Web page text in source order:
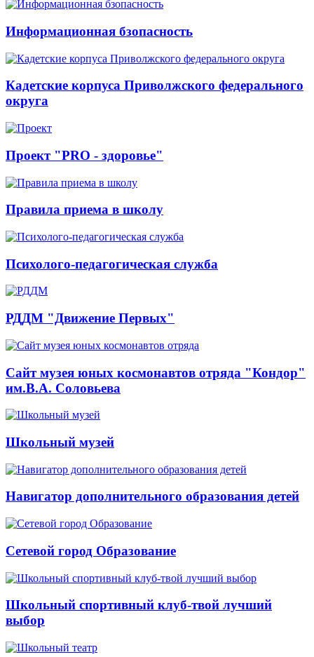
Информационная бзопасность
Кадетские корпуса Приволжского федерального
округа
Проект "PRO - здоровье"
Правила приема в школу
Психолого-педагогическая служба
РДДМ "Движение Первых"
Сайт музея юных космонавтов отряда "Кондор"
им.В.А. Соловьева
Школьный музей
Навигатор дополнительного образования детей
Сетевой город Образование
Школьный спортивный клуб-твой лучший
выбор